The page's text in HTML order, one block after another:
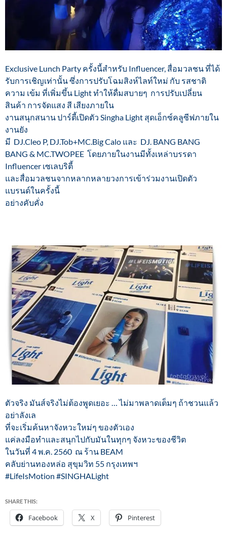
Exclusive Lunch Party ครั้งนี้สำหรับ Influencer, สื่อมวลชน ที่ได้
รับการเชิญเท่านั้น ซึ่งการปรับโฉมสิงห์ไลท์ใหม่ กับ รสชาติ
ความ เข้ม ที่เพิ่มขึ้น Light ทำให้ดื่มสบายๆ การปรับเปลี่ยน
สินค้า การจัดแสง สี เสียงภายใน
งานสนุกสนาน ปาร์ตี้เปิดตัว Singha Light สุดเอ็กซ์คลูซีฟภายใน
งานยัง
มี DJ.Cleo P, DJ.Tob+MC.Big Calo และ DJ. BANG BANG
BANG & MC.TWOPEE โดยภายในงานมีทั้งเหล่าบรรดา
Influencer เซเลบริตี้
และสื่อมวลชนจากหลากหลายวงการเข้าร่วมงานเปิดตัว
แบรนด์ในครั้งนี้
อย่างคับคั่ง
ตัวจริง มันส์จริงไม่ต้องพูดเยอะ … ไม่มาพลาดเต็มๆ ถ้าชวนแล้ว
อย่าลังเล
ที่จะเริ่มค้นหาจังหวะใหม่ๆ ของตัวเอง
แค่ลงมือทำและสนุกไปกับมันในทุกๆ จังหวะของชีวิต
ในวันที่ 4 พ.ค. 2560 ณ ร้าน BEAM
คลับย่านทองหล่อ สุขุมวิท 55 กรุงเทพฯ
#LifeIsMotion #SINGHALight
SHARE THIS:
Facebook X Pinterest